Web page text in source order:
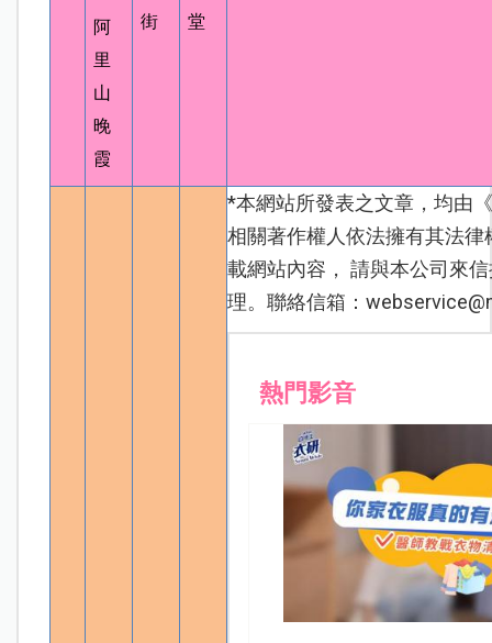
阿
里
山
晚
霞
街
堂
*本網站所發表之文章，均由
相關著作權人依法擁有其法
載網站內容， 請與本公司來
理。聯絡信箱：
熱門影音